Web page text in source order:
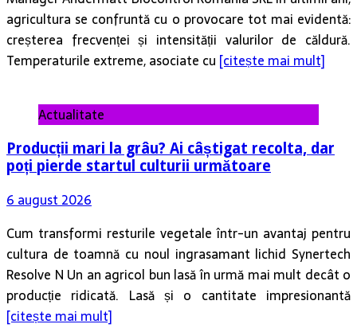
agricultura se confruntă cu o provocare tot mai evidentă:
creșterea frecvenței și intensității valurilor de căldură.
Temperaturile extreme, asociate cu [citește mai mult]
Actualitate
Producții mari la grâu? Ai câștigat recolta, dar
poți pierde startul culturii următoare
6 august 2026
Cum transformi resturile vegetale într-un avantaj pentru
cultura de toamnă cu noul ingrasamant lichid Synertech
Resolve N Un an agricol bun lasă în urmă mai mult decât o
producție ridicată. Lasă și o cantitate impresionantă
[citește mai mult]